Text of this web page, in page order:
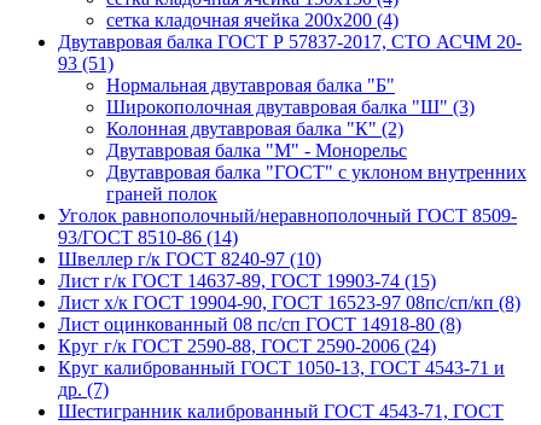
сетка кладочная ячейка 200x200 (4)
Двутавровая балка ГОСТ Р 57837-2017, СТО АСЧМ 20-
93 (51)
Нормальная двутавровая балка "Б"
Широкополочная двутавровая балка "Ш" (3)
Колонная двутавровая балка "К" (2)
Двутавровая балка "М" - Монорельс
Двутавровая балка "ГОСТ" с уклоном внутренних
граней полок
Уголок равнополочный/неравнополочный ГОСТ 8509-
93/ГОСТ 8510-86 (14)
Швеллер г/к ГОСТ 8240-97 (10)
Лист г/к ГОСТ 14637-89, ГОСТ 19903-74 (15)
Лист х/к ГОСТ 19904-90, ГОСТ 16523-97 08пс/сп/кп (8)
Лист оцинкованный 08 пс/сп ГОСТ 14918-80 (8)
Круг г/к ГОСТ 2590-88, ГОСТ 2590-2006 (24)
Круг калиброванный ГОСТ 1050-13, ГОСТ 4543-71 и
др. (7)
Шестигранник калиброванный ГОСТ 4543-71, ГОСТ